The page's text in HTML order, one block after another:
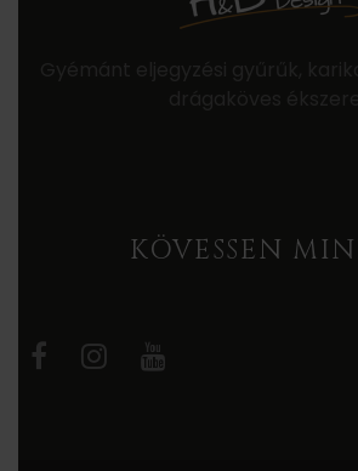
KÖVESSEN